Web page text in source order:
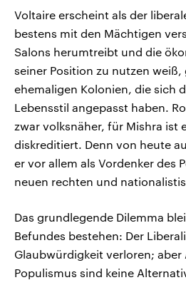
Voltaire erscheint als der
bestens mit den Mächtigen
Salons herumtreibt und die
seiner Position zu nutzen weiß,
ehemaligen Kolonien, die sich
Lebensstil angepasst haben.
zwar volksnäher, für Mishra ist
diskreditiert. Denn von heute
er vor allem als Vordenker des
neuen rechten und
Das grundlegende Dilemma
Befundes bestehen: Der
Glaubwürdigkeit verloren;
Populismus sind keine